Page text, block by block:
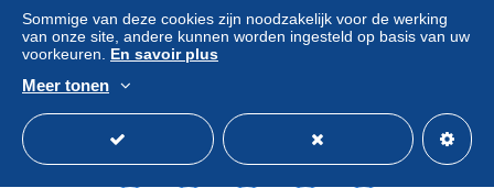
Brief (normaal/klein formaat)
Betaling via:
€ 1,00
Sommige van deze cookies zijn noodzakelijk voor de werking
van onze site, andere kunnen worden ingesteld op basis van uw
voorkeuren. En savoir plus
Meer tonen